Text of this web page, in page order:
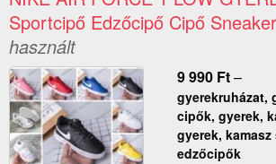
Sportcipő Edzőcipő Cipő
használt
9 990 Ft–
gyerekruházat,
cipők, gyerek,
gyerek,
edzőcipők